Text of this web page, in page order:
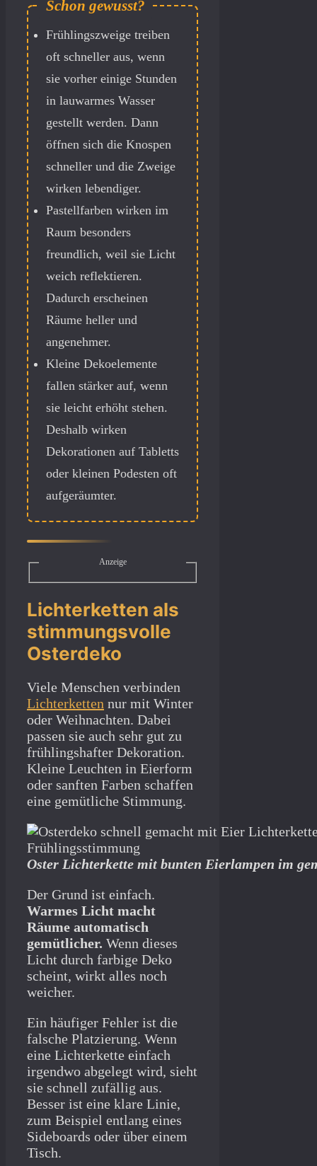
Frühlingszweige treiben
oft schneller aus, wenn
sie vorher einige Stunden
in lauwarmes Wasser
gestellt werden. Dann
öffnen sich die Knospen
schneller und die Zweige
wirken lebendiger.
Pastellfarben wirken im
Raum besonders
freundlich, weil sie Licht
weich reflektieren.
Dadurch erscheinen
Räume heller und
angenehmer.
Kleine Dekoelemente
fallen stärker auf, wenn
sie leicht erhöht stehen.
Deshalb wirken
Dekorationen auf Tabletts
oder kleinen Podesten oft
aufgeräumter.
Anzeige
Lichterketten als
stimmungsvolle
Osterdeko
Viele Menschen verbinden
Lichterketten nur mit Winter
oder Weihnachten. Dabei
passen sie auch sehr gut zu
frühlingshafter Dekoration.
Kleine Leuchten in Eierform
oder sanften Farben schaffen
eine gemütliche Stimmung.
Oster Lichterkette mit bunten Eierlampen im
Der Grund ist einfach.
Warmes Licht macht
Räume automatisch
gemütlicher. Wenn dieses
Licht durch farbige Deko
scheint, wirkt alles noch
weicher.
Ein häufiger Fehler ist die
falsche Platzierung. Wenn
eine Lichterkette einfach
irgendwo abgelegt wird, sieht
sie schnell zufällig aus.
Besser ist eine klare Linie,
zum Beispiel entlang eines
Sideboards oder über einem
Tisch.